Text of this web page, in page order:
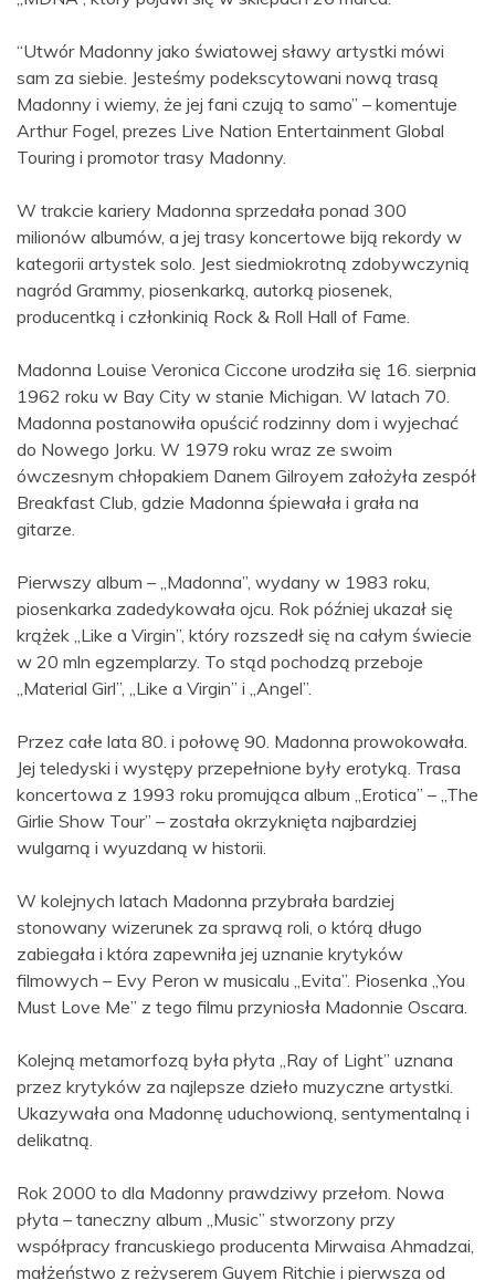
“Utwór Madonny jako światowej sławy artystki mówi
sam za siebie. Jesteśmy podekscytowani nową trasą
Madonny i wiemy, że jej fani czują to samo” – komentuje
Arthur Fogel, prezes Live Nation Entertainment Global
Touring i promotor trasy Madonny.
W trakcie kariery Madonna sprzedała ponad 300
milionów albumów, a jej trasy koncertowe biją rekordy w
kategorii artystek solo. Jest siedmiokrotną zdobywczynią
nagród Grammy, piosenkarką, autorką piosenek,
producentką i członkinią Rock & Roll Hall of Fame.
Madonna Louise Veronica Ciccone urodziła się 16. sierpnia
1962 roku w Bay City w stanie Michigan. W latach 70.
Madonna postanowiła opuścić rodzinny dom i wyjechać
do Nowego Jorku. W 1979 roku wraz ze swoim
ówczesnym chłopakiem Danem Gilroyem założyła zespół
Breakfast Club, gdzie Madonna śpiewała i grała na
gitarze.
Pierwszy album – „Madonna”, wydany w 1983 roku,
piosenkarka zadedykowała ojcu. Rok później ukazał się
krążek „Like a Virgin”, który rozszedł się na całym świecie
w 20 mln egzemplarzy. To stąd pochodzą przeboje
„Material Girl”, „Like a Virgin” i „Angel”.
Przez całe lata 80. i połowę 90. Madonna prowokowała.
Jej teledyski i występy przepełnione były erotyką. Trasa
koncertowa z 1993 roku promująca album „Erotica” – „The
Girlie Show Tour” – została okrzyknięta najbardziej
wulgarną i wyuzdaną w historii.
W kolejnych latach Madonna przybrała bardziej
stonowany wizerunek za sprawą roli, o którą długo
zabiegała i która zapewniła jej uznanie krytyków
filmowych – Evy Peron w musicalu „Evita”. Piosenka „You
Must Love Me” z tego filmu przyniosła Madonnie Oscara.
Kolejną metamorfozą była płyta „Ray of Light” uznana
przez krytyków za najlepsze dzieło muzyczne artystki.
Ukazywała ona Madonnę uduchowioną, sentymentalną i
delikatną.
Rok 2000 to dla Madonny prawdziwy przełom. Nowa
płyta – taneczny album „Music” stworzony przy
współpracy francuskiego producenta Mirwaisa Ahmadzai,
małżeństwo z reżyserem Guyem Ritchie i pierwsza od